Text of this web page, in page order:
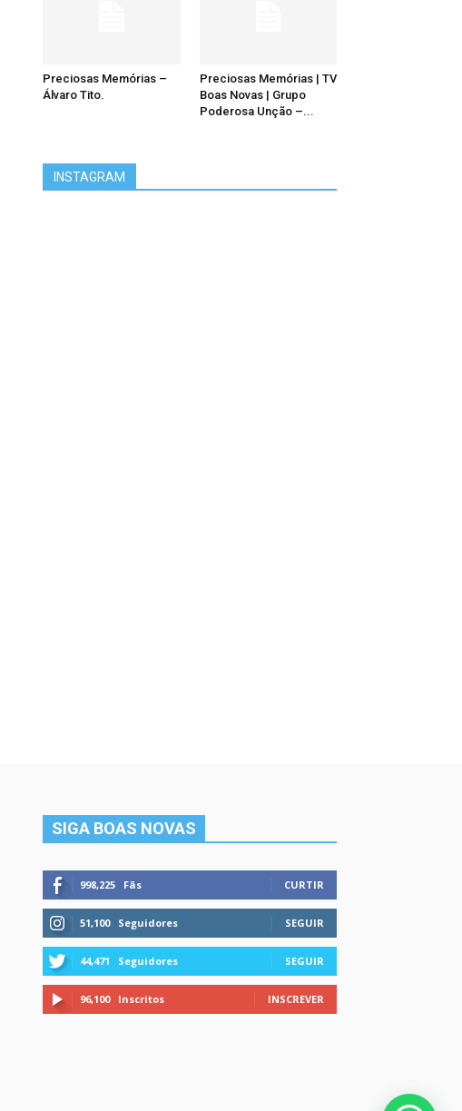
Preciosas Memórias –
Álvaro Tito.
Preciosas Memórias | TV
Boas Novas | Grupo
Poderosa Unção –...
INSTAGRAM
SIGA BOAS NOVAS
998,225 Fãs CURTIR
51,100 Seguidores SEGUIR
44,471 Seguidores SEGUIR
96,100 Inscritos INSCREVER